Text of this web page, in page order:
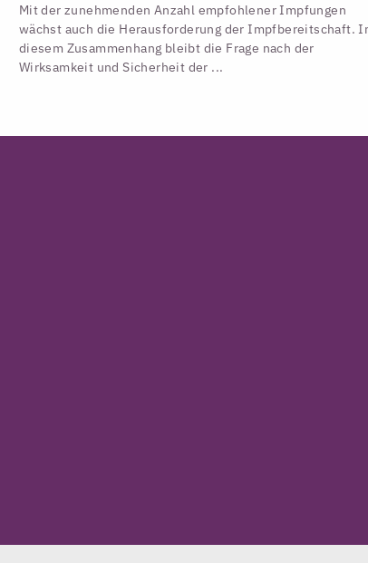
Mit der zunehmenden Anzahl empfohlener Impfungen
wächst auch die Herausforderung der Impfbereitschaft.
diesem Zusammenhang bleibt die Frage nach der
Wirksamkeit und Sicherheit der ...